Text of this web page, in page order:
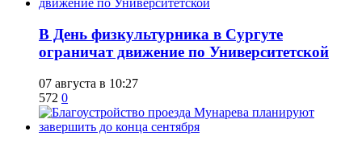
​В День физкультурника в Сургуте
ограничат движение по Университетской
07 августа в 10:27
572 0